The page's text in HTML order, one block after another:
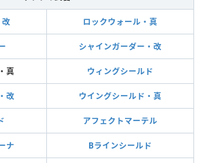
改 ロックウォール・真
シャインガーダー・改
真 ウィングシールド
改 ウイングシールド・真
アフェクトマーテル
ナ Bラインシールド